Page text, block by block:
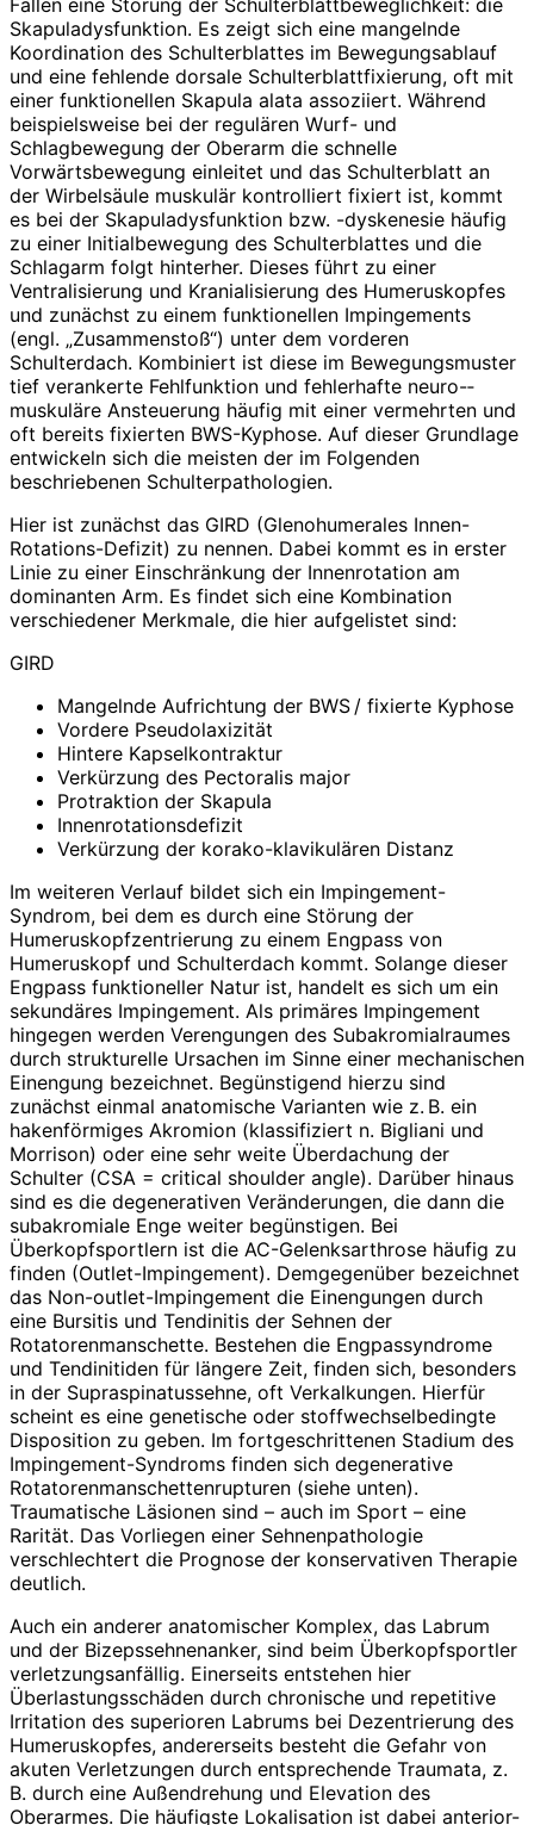
Skapuladysfunktion. Es zeigt sich eine mangelnde
Koordination des Schulterblattes im Bewegungs­ablauf
und eine fehlende dorsale Schulterblattfixierung, oft mit
einer funktionellen Skapula alata assoziiert. Während
beispielsweise bei der regulären Wurf- und
Schlagbewegung der Oberarm die schnelle
Vorwärtsbewegung einleitet und das Schulterblatt an
der Wirbelsäule muskulär kontrolliert fixiert ist, kommt
es bei der Skapuladysfunktion bzw. -dyskenesie häufig
zu einer Initialbewegung des Schulterblattes und die
Schlagarm folgt hinterher. Dieses führt zu einer
Ventralisierung und Kranialisierung des Humeruskopfes
und zunächst zu einem funktionellen Impingements
(engl. „Zusammenstoß“) unter dem vorderen
Schulterdach. Kombiniert ist diese im Bewegungsmuster
tief verankerte Fehlfunktion und fehlerhafte neuro-­
muskuläre Ansteuerung häufig mit einer vermehrten und
oft bereits fixierten BWS-­Kyphose. Auf dieser Grundlage
entwickeln sich die meisten der im Folgenden
beschriebenen Schulterpathologien.
Hier ist zunächst das GIRD (Glenohumerales Innen-
Rotations-Defizit) zu nennen. Dabei kommt es in erster
Linie zu einer Einschränkung der Innenrotation am
dominanten Arm. Es findet sich eine Kombination
verschiedener Merkmale, die hier aufgelistet sind:
GIRD
Mangelnde Aufrichtung der BWS / fixierte Kyphose
Vordere Pseudolaxizität
Hintere Kapselkontraktur
Verkürzung des Pectoralis major
Protraktion der Skapula
Innenrotationsdefizit
Verkürzung der korako-klavikulären Distanz
Im weiteren Verlauf bildet sich ein Impingement-
Syndrom, bei dem es durch eine Störung der
Humeruskopfzentrierung zu einem Engpass von
Humeruskopf und Schulterdach kommt. Solange dieser
Engpass funktioneller Natur ist, handelt es sich um ein
sekundäres Impingement. Als primäres Impingement
hingegen werden Verengungen des Subakromialraumes
durch strukturelle Ursachen im Sinne einer mechanischen
Einengung bezeichnet. Begünstigend hierzu sind
zunächst einmal anatomische Varianten wie z. B. ein
hakenförmiges Akromion (klassifiziert n. Bigliani und
Morrison) oder eine sehr weite Überdachung der
Schulter (CSA = critical shoulder angle). Darüber hinaus
sind es die degenerativen Veränderungen, die dann die
subakromiale Enge weiter begünstigen. Bei
Überkopfsportlern ist die AC-Gelenksarthrose häufig zu
finden (Outlet-Impingement). Demgegenüber bezeichnet
das Non-outlet-Impingement die Einengungen durch
eine Bursitis und Tendinitis der Sehnen der
Rotatorenmanschette. Bestehen die Engpassyndrome
und Tendinitiden für längere Zeit, finden sich, besonders
in der Supraspinatussehne, oft Verkalkungen. Hierfür
scheint es eine genetische oder stoffwechselbedingte
Disposition zu geben. Im fortgeschrittenen Stadium des
Impingement-Syndroms finden sich degenerative
Rotatorenmanschettenrupturen (siehe unten).
Traumatische Läsionen sind – auch im Sport – eine
Rarität. Das Vorliegen einer Sehnenpathologie
verschlechtert die Prognose der konservativen Therapie
deutlich.
Auch ein anderer anatomischer Komplex, das Labrum
und der Bizepssehnenanker, sind beim Überkopfsportler
verletzungsanfällig. Einerseits entstehen hier
Überlastungsschäden durch chronische und repetitive
Irritation des superioren Labrums bei Dezentrierung des
Humeruskopfes, andererseits besteht die Gefahr von
akuten Verletzungen durch entsprechende Traumata, z.
B. durch eine Außendrehung und Elevation des
Oberarmes. Die häufigste Lokalisation ist dabei anterior-